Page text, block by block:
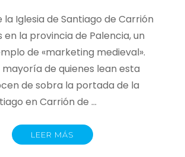
la Iglesia de Santiago de Carrión
en la provincia de Palencia, un
de «marketing medieval».
mayoría de quienes lean esta
de sobra la portada de la
en Carrión de …
LEER MÁS